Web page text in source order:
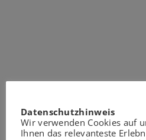
Datenschutzhinweis
Wir verwenden Cookies auf
Ihnen das relevanteste